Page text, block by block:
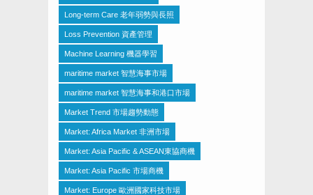
Long-term Care 老年弱勢與長照
Loss Prevention 資產管理
Machine Learning 機器學習
maritime market 智慧海事市場
maritime market 智慧海事和港口市場
Market Trend 市場趨勢動態
Market: Africa Market 非洲市場
Market: Asia Pacific & ASEAN東協商機
Market: Asia Pacific 市場商機
Market: Europe 歐洲國家科技市場